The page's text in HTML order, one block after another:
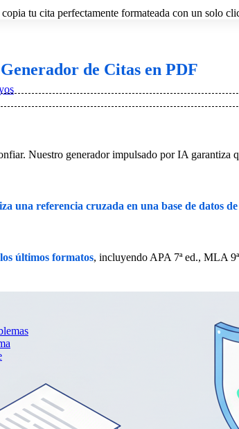
tu cita perfectamente formateada con un solo
Generador de Citas en PDF
Nuestro generador impulsado por IA garantiza
una referencia cruzada en una base de datos
últimos formatos, incluyendo APA 7ª ed., MLA